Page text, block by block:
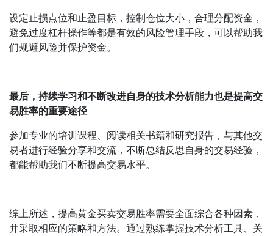
设定止损点位和止盈目标，控制仓位大小，合理分配资金，
避免过度杠杆操作等都是有效的风险管理手段，可以帮助我
们规避风险并保护资金。
最后，持续学习和不断改进自身的技术分析能力也是提高交
易胜率的重要途径
参加专业的培训课程、阅读相关书籍和研究报告，与其他交
易者进行经验分享和交流，不断总结反思自身的交易经验，
都能帮助我们不断提高交易水平。
综上所述，提高黄金买卖交易胜率需要全面综合各种因素，
并采取相应的策略和方法。通过熟练掌握技术分析工具、关